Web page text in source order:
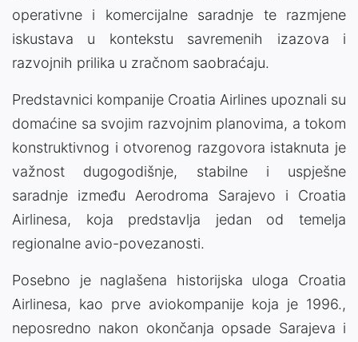
operativne i komercijalne saradnje te razmjene
iskustava u kontekstu savremenih izazova i
razvojnih prilika u zračnom saobraćaju.
Predstavnici kompanije Croatia Airlines upoznali su
domaćine sa svojim razvojnim planovima, a tokom
konstruktivnog i otvorenog razgovora istaknuta je
važnost dugogodišnje, stabilne i uspješne
saradnje između Aerodroma Sarajevo i Croatia
Airlinesa, koja predstavlja jedan od temelja
regionalne avio-povezanosti.
Posebno je naglašena historijska uloga Croatia
Airlinesa, kao prve aviokompanije koja je 1996.,
neposredno nakon okončanja opsade Sarajeva i